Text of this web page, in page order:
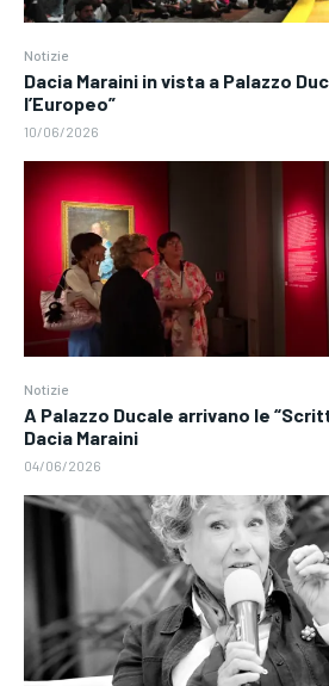
Notizie
Dacia Maraini in vista a Palazzo
l’Europeo”
10/06/2026
Notizie
A Palazzo Ducale arrivano le
Dacia Maraini
04/06/2026